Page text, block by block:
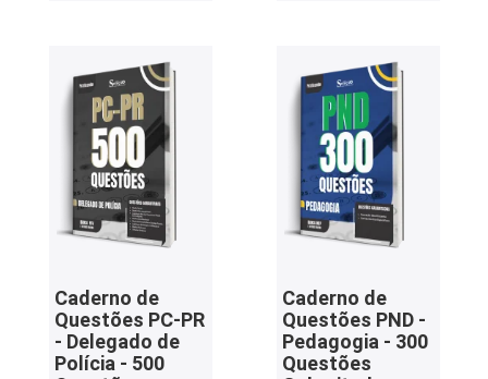
Caderno de
Questões PC-PR
- Delegado de
Polícia - 500
Caderno de
Questões PND -
Pedagogia - 300
Questões